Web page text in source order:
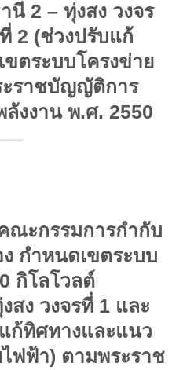
นี 2 – ทุ่งสง วงจร
2 (ช่วงปรับแก้
ตระบบโครงข่าย
ราชบัญญัติการ
งงาน พ.ศ. 2550
ณะกรรมการกำกับ
ง กำหนดเขตระบบ
กิโลโวลต์
สง วงจรที่ 1 และ
ก้ทิศทางและแนว
ฟฟ้า) ตามพระราช